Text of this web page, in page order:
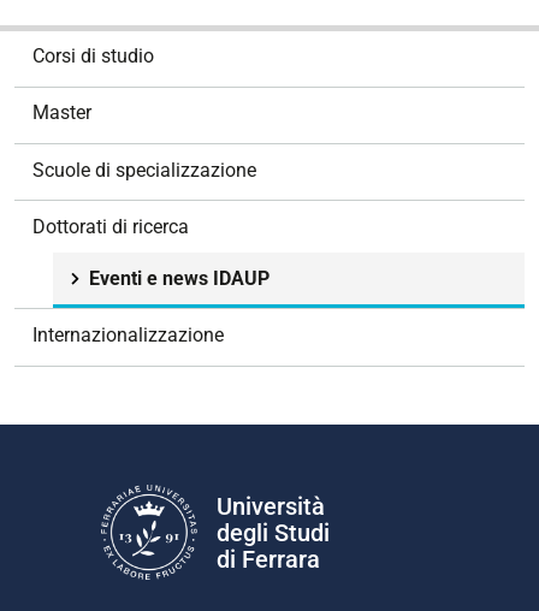
n
Corsi di studio
Master
Scuole di specializzazione
Dottorati di ricerca
Eventi e news IDAUP
Internazionalizzazione
Università
degli Studi
di Ferrara